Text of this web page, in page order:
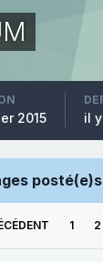
2015 il
1 2